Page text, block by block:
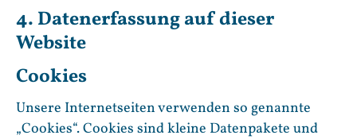
4. Datenerfassung auf dieser
Website
Cookies
Unsere Internetseiten verwenden so genannte
„Cookies“. Cookies sind kleine Datenpakete und